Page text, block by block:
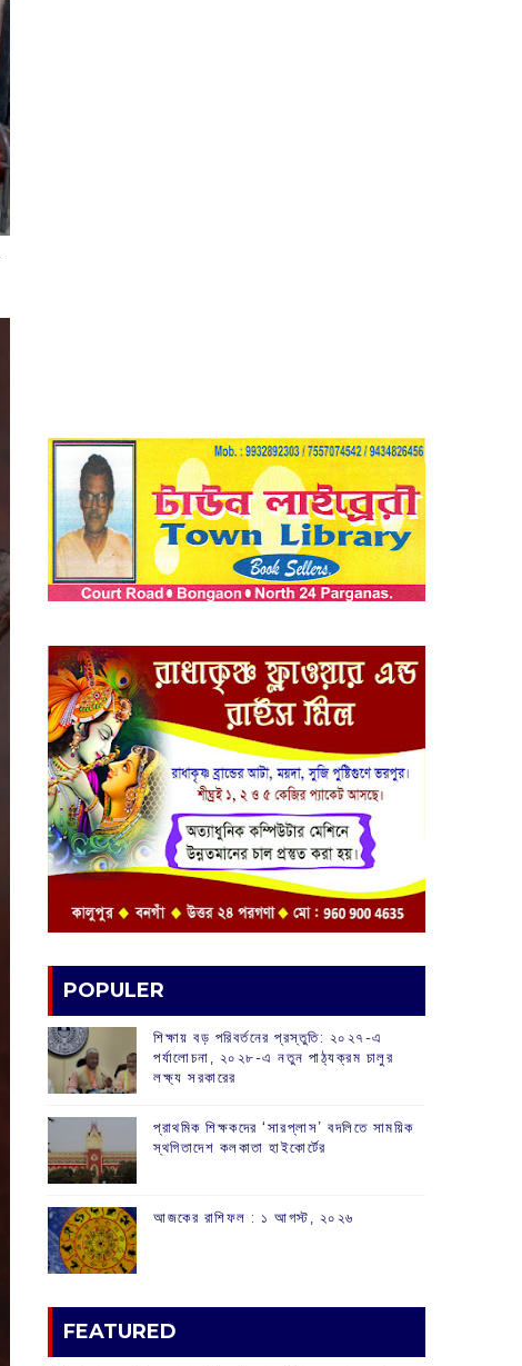
POPULER
শিক্ষায় বড় পরিবর্তনের প্রস্তুতি: ২০২৭-এ
পর্যালোচনা, ২০২৮-এ নতুন পাঠ্যক্রম চালুর
লক্ষ্য সরকারের
প্রাথমিক শিক্ষকদের ‘সারপ্লাস’ বদলিতে সাময়িক
স্থগিতাদেশ কলকাতা হাইকোর্টের
আজকের রাশিফল :‌ ‌‌১ আগস্ট, ২০২৬
FEATURED